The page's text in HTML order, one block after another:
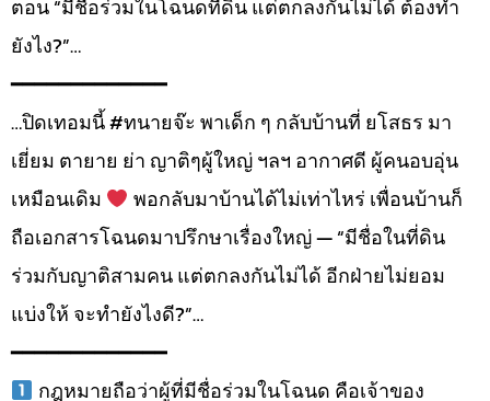
ตอน “มีชื่อร่วมในโฉนดที่ดิน แต่ตกลงกันไม่ได้ ต้องทำ
ยังไง?”…
━━━━━━━━━━━━━
…ปิดเทอมนี้ #ทนายจ๊ะ พาเด็ก ๆ กลับบ้านที่ ยโสธร มา
เยี่ยม ตายาย ย่า ญาติๆผู้ใหญ่ ฯลฯ อากาศดี ผู้คนอบอุ่น
เหมือนเดิม
พอกลับมาบ้านได้ไม่เท่าไหร่ เพื่อนบ้านก็
ถือเอกสารโฉนดมาปรึกษาเรื่องใหญ่ — “มีชื่อในที่ดิน
ร่วมกับญาติสามคน แต่ตกลงกันไม่ได้ อีกฝ่ายไม่ยอม
แบ่งให้ จะทำยังไงดี?”…
━━━━━━━━━━━━━
กฎหมายถือว่าผู้ที่มีชื่อร่วมในโฉนด คือเจ้าของ